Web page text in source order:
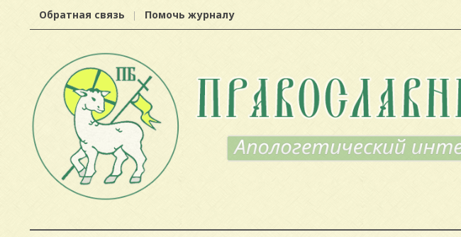
Обратная связь Помочь журналу